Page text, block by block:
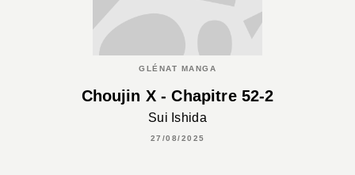
GLÉNAT MANGA
Choujin X - Chapitre 52-2
Sui Ishida
27/08/2025